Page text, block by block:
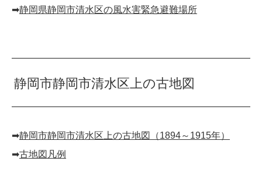
➡︎静岡県静岡市清水区の風水害緊急避難場所
静岡市静岡市清水区上の古地図
➡︎静岡市静岡市清水区上の古地図（1894～1915年）
➡︎古地図凡例